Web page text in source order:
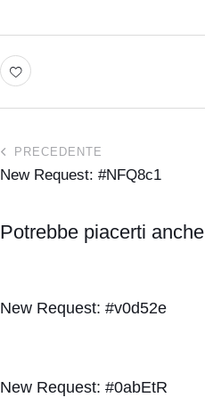
PRECEDENTE
New Request: #NFQ8c1
Potrebbe piacerti anche
New Request: #v0d52e
New Request: #0abEtR